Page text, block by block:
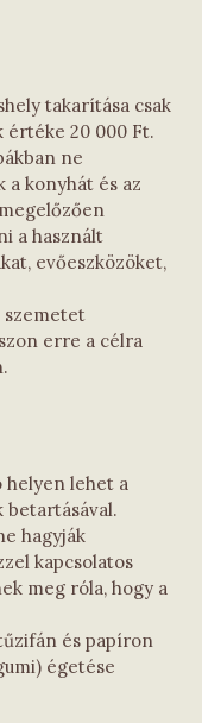
takarítása csak
20 000 Ft.
ne
a konyhát és az
a használt
evőeszközöket,
szemetet
erre a célra
helyen lehet a
betartásával.
hagyják
kapcsolatos
meg róla, hogy a
és papíron
égetése